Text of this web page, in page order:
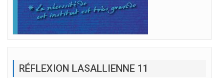
RÉFLEXION LASALLIENNE 11